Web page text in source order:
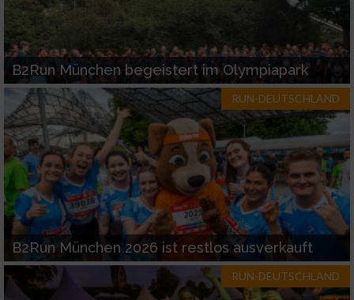
B2Run München begeistert im Olympiapark
RUN-DEUTSCHLAND
B2Run München 2026 ist restlos ausverkauft
RUN-DEUTSCHLAND